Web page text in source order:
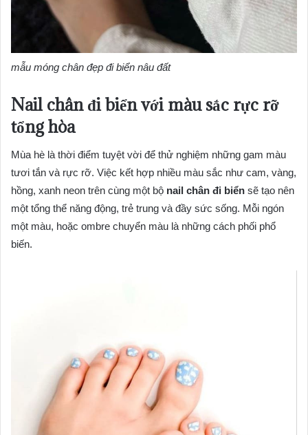
mẫu móng chân đẹp đi biển nâu đất
Nail chân đi biển với màu sắc rực rỡ
tổng hòa
Mùa hè là thời điểm tuyệt vời để thử nghiệm những gam màu
tươi tắn và rực rỡ. Việc kết hợp nhiều màu sắc như cam, vàng,
hồng, xanh neon trên cùng một bộ nail chân đi biển sẽ tạo nên
một tổng thể năng động, trẻ trung và đầy sức sống. Mỗi ngón
một màu, hoặc ombre chuyển màu là những cách phối phổ
biến.